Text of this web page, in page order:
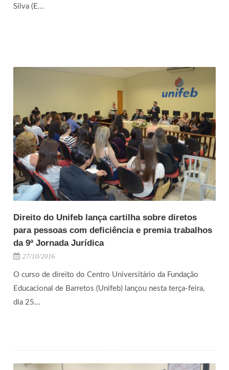
Silva (E...
Direito do Unifeb lança cartilha sobre diretos
para pessoas com deficiência e premia trabalhos
da 9ª Jornada Jurídica
27/10/2016
O curso de direito do Centro Universitário da Fundação
Educacional de Barretos (Unifeb) lançou nesta terça-feira,
dia 25...